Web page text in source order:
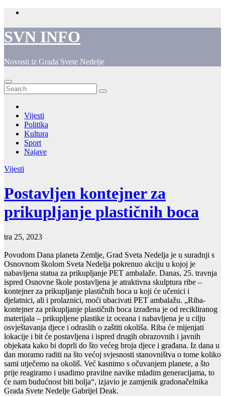
Skip
content
SVN INFO
Novosti iz Grada Svete Nedelje
Vijesti
Politika
Kultura
Sport
Najave
Vijesti
Postavljen kontejner za
prikupljanje plastičnih boca
tra 25, 2023
Povodom Dana planeta Zemlje, Grad Sveta Nedelja je u suradnji s
Osnovnom školom Sveta Nedelja pokrenuo akciju u kojoj je
nabavljena statua za prikupljanje PET ambalaže. Danas, 25. travnja
ispred Osnovne škole postavljena je atraktivna skulptura ribe –
kontejner za prikupljanje plastičnih boca u koji će učenici i
djelatnici, ali i prolaznici, moći ubacivati PET ambalažu. „Riba-
kontejner za prikupljanje plastičnih boca izrađena je od recikliranog
materijala – prikupljene plastike iz oceana i nabavljena je u cilju
osvještavanja djece i odraslih o zaštiti okoliša. Riba će mijenjati
lokacije i bit će postavljena i ispred drugih obrazovnih i javnih
objekata kako bi doprli do što većeg broja djece i građana. Iz dana u
dan moramo raditi na što većoj svjesnosti stanovništva o tome koliko
sami utječemo na okoliš. Već kasnimo s očuvanjem planete, a što
prije reagiramo i usadimo pravilne navike mladim generacijama, to
će nam budućnost biti bolja“, izjavio je zamjenik gradonačelnika
Grada Svete Nedelje Gabrijel Deak.